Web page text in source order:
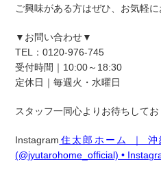
ご興味がある方はぜひ、お気軽
▼お問い合わせ▼
TEL：0120-976-745
受付時間｜10:00～18:30
定休日｜毎週火・水曜日
スタッフ一同心よりお待ちしてお
Instagram 住太郎ホーム ｜ 沖
(@jyutarohome_official) •